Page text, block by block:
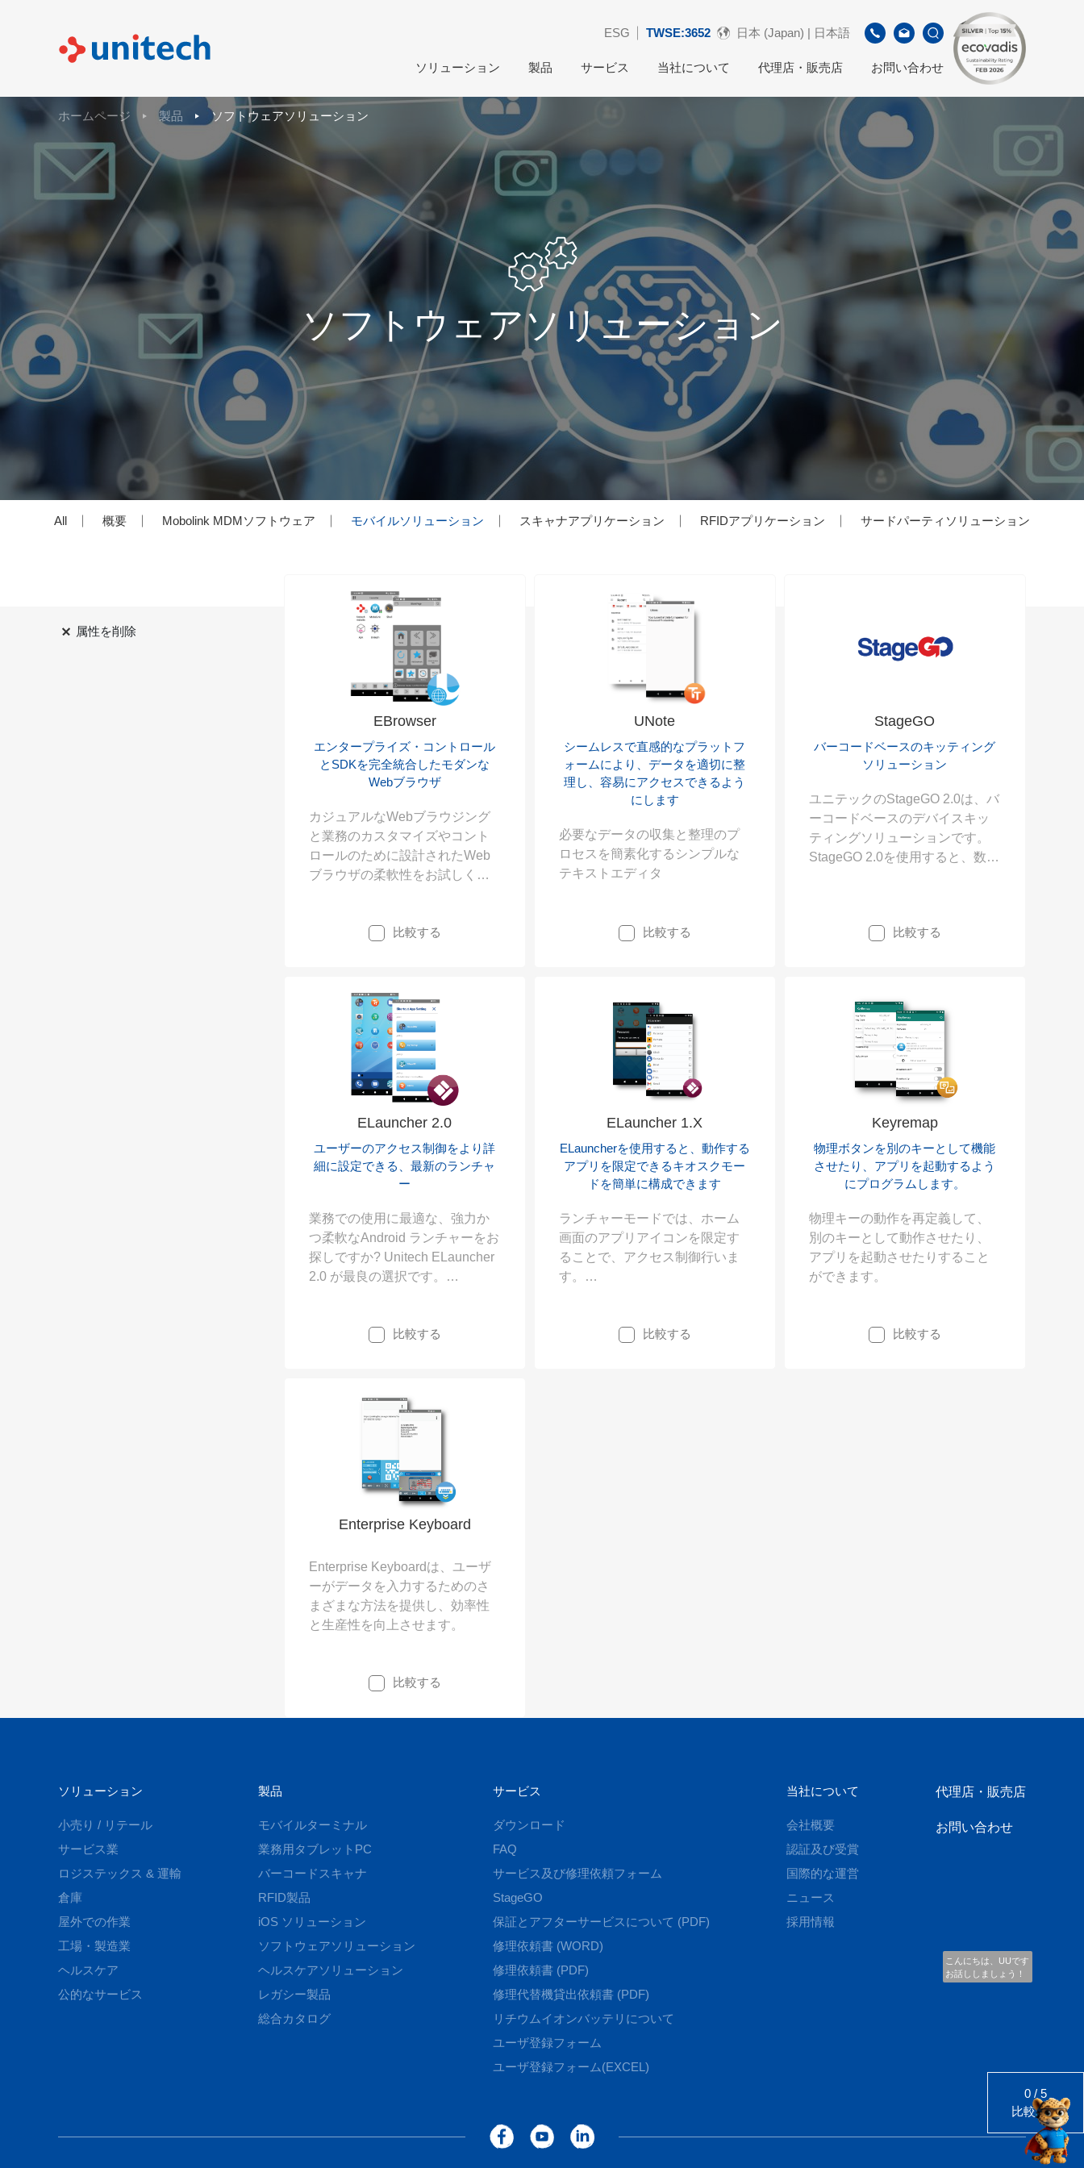
こんにちは、UUです
お話ししましょう！
ESG TWSE:3652 日本 (Japan) | 日本語
ソリューション 製品 サービス 当社について 代理店・販売店 お問い合わせ
ホームページ 製品 ソフトウェアソリューション
ソフトウェアソリューション
All 概要 Mobolink MDMソフトウェア モバイルソリューション スキャナアプリケーション RFIDアプリケーション サードパーティソリューション
属性を削除
EBrowser
エンタープライズ・コントロール
とSDKを完全統合したモダンな
Webブラウザ
カジュアルなWebブラウジング
と業務のカスタマイズやコント
ロールのために設計されたWeb
ブラウザの柔軟性をお試しくだ
を強化し、WebとUnitechハード
比較する
UNote
シームレスで直感的なプラットフ
ォームにより、データを適切に整
理し、容易にアクセスできるよう
にします
必要なデータの収集と整理のプ
ロセスを簡素化するシンプルな
テキストエディタ
比較する
StageGO
バーコードベースのキッティング
ソリューション
ユニテックのStageGO 2.0は、バ
ーコードベースのデバイスキッ
ティングソリューションです。
StageGO 2.0を使用すると、数回
比較する
ELauncher 2.0
ユーザーのアクセス制御をより詳
細に設定できる、最新のランチャ
ー
業務での使用に最適な、強力か
つ柔軟なAndroid ランチャーをお
探しですか? Unitech ELauncher
2.0 が最良の選択です。
に設定できるユーザーインター
トする必要があるシステム管理
者にとって、究極のソリューシ
比較する
ELauncher 1.X
ELauncherを使用すると、動作する
アプリを限定できるキオスクモー
ドを簡単に構成できます
ランチャーモードでは、ホーム
画面のアプリアイコンを限定す
ることで、アクセス制御行いま
す。
比較する
Keyremap
物理ボタンを別のキーとして機能
させたり、アプリを起動するよう
にプログラムします。
物理キーの動作を再定義して、
別のキーとして動作させたり、
アプリを起動させたりすること
ができます。
比較する
Enterprise Keyboard
Enterprise Keyboardは、ユーザ
ーがデータを入力するためのさ
まざまな方法を提供し、効率性
と生産性を向上させます。
比較する
0 / 5
比較する
ソリューション
小売り / リテール
サービス業
ロジステックス & 運輸
倉庫
屋外での作業
工場・製造業
ヘルスケア
公的なサービス
製品
モバイルターミナル
業務用タブレットPC
バーコードスキャナ
RFID製品
iOS ソリューション
ソフトウェアソリューション
ヘルスケアソリューション
レガシー製品
総合カタログ
サービス
ダウンロード
FAQ
サービス及び修理依頼フォーム
StageGO
保証とアフターサービスについて (PDF)
修理依頼書 (WORD)
修理依頼書 (PDF)
修理代替機貸出依頼書 (PDF)
リチウムイオンバッテリについて
ユーザ登録フォーム
ユーザ登録フォーム(EXCEL)
当社について
会社概要
認証及び受賞
国際的な運営
ニュース
採用情報
代理店・販売店
お問い合わせ